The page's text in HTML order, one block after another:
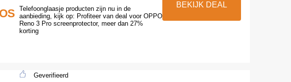
Telefoonglaasje producten zijn nu in de
aanbieding, kijk op: Profiteer van deal voor OPPO
Reno 3 Pro screenprotector, meer dan 27%
korting
BEKIJK DEAL
Geverifieerd